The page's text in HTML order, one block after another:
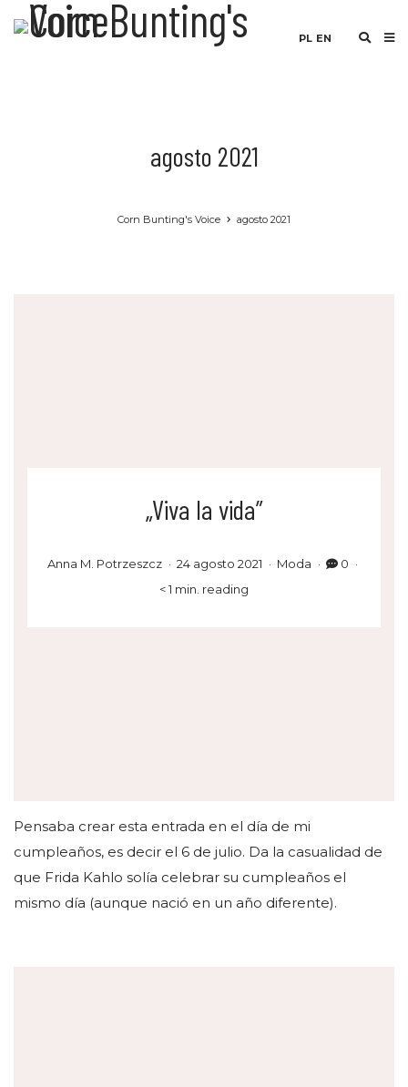
PL EN
agosto 2021
Corn Bunting's Voice agosto 2021
„Viva la vida”
Anna M. Potrzeszcz 24 agosto 2021 Moda
0
< 1 min. reading
Pensaba crear esta entrada en el día de mi
cumpleaños, es decir el 6 de julio. Da la casualidad de
que Frida Kahlo solía celebrar su cumpleaños el
mismo día (aunque nació en un año diferente).